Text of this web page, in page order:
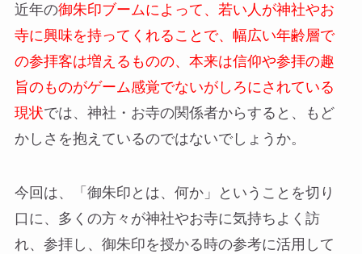
近年の御朱印ブームによって、若い人が神社やお
寺に興味を持ってくれることで、幅広い年齢層で
の参拝客は増えるものの、本来は信仰や参拝の趣
旨のものがゲーム感覚でないがしろにされている
現状では、神社・お寺の関係者からすると、もど
かしさを抱えているのではないでしょうか。
今回は、「御朱印とは、何か」ということを切り
口に、多くの方々が神社やお寺に気持ちよく訪
れ、参拝し、御朱印を授かる時の参考に活用して